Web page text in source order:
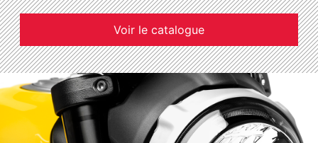
Voir le catalogue